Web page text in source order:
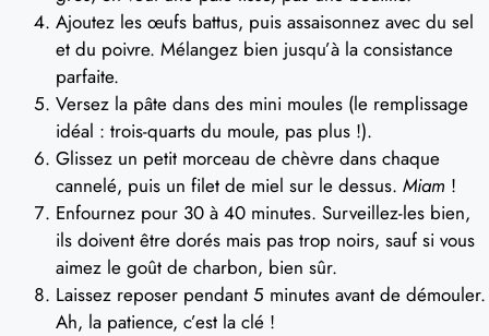
Ajoutez les œufs battus, puis assaisonnez avec du sel
et du poivre. Mélangez bien jusqu’à la consistance
parfaite.
Versez la pâte dans des mini moules (le remplissage
idéal : trois-quarts du moule, pas plus !).
Glissez un petit morceau de chèvre dans chaque
cannelé, puis un filet de miel sur le dessus. Miam !
Enfournez pour 30 à 40 minutes. Surveillez-les bien,
ils doivent être dorés mais pas trop noirs, sauf si vous
aimez le goût de charbon, bien sûr.
Laissez reposer pendant 5 minutes avant de démouler.
Ah, la patience, c’est la clé !